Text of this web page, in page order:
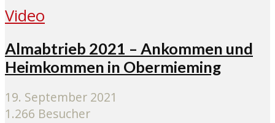
Video
Almabtrieb 2021 – Ankommen und
Heimkommen in Obermieming
19. September 2021
1.266 Besucher